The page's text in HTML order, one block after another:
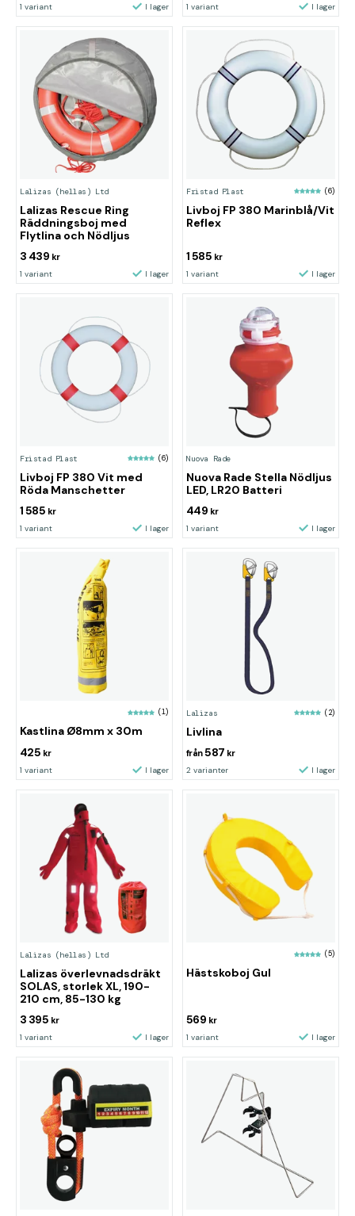
1 variant I lager 1 variant I lager
Lalizas (hellas) Ltd
Lalizas Rescue Ring
Räddningsboj med
Flytlina och Nödljus
3 439 kr
1 variant I lager
Fristad Plast (6)
Livboj FP 380 Marinblå/Vit
Reflex
1 585 kr
1 variant I lager
Fristad Plast (6)
Livboj FP 380 Vit med
Röda Manschetter
1 585 kr
1 variant I lager
Nuova Rade
Nuova Rade Stella Nödljus
LED, LR20 Batteri
449 kr
1 variant I lager
(1)
Kastlina Ø8mm x 30m
425 kr
1 variant I lager
Lalizas (2)
Livlina
från587 kr
2 varianter I lager
Lalizas (hellas) Ltd
Lalizas överlevnadsdräkt
SOLAS, storlek XL, 190-
210 cm, 85-130 kg
3 395 kr
1 variant I lager
(5)
Hästskoboj Gul
569 kr
1 variant I lager